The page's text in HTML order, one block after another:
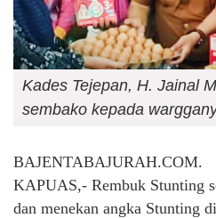
Kades Tejepan, H. Jainal
sembako kepada
BAJENTABAJURAH.COM.
KAPUAS,- Rembuk Stunting
dan menekan angka Stunting